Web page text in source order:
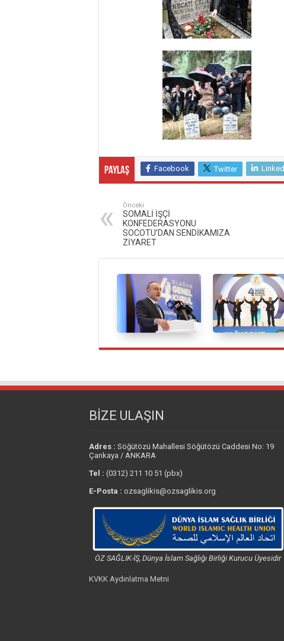
Paylaş Facebook Twitter
Önceki
SOMALİ İŞÇİ
KONFEDERASYONU
SOCOTU’DAN SENDİKAMIZA
ZİYARET
BİZE ULAŞIN
Adres : Söğütözü Mahallesi Söğütözü Caddesi No: 19
Çankaya / ANKARA
Tel : (0312) 211 10 51 (pbx)
E-Posta : ozsaglikis@ozsaglikis.org
ÖZ SAĞLIK-İŞ, Dünya İslam Sağlığı Birliği Kurucu Üyesidir
KVKK Aydınlatma Metni